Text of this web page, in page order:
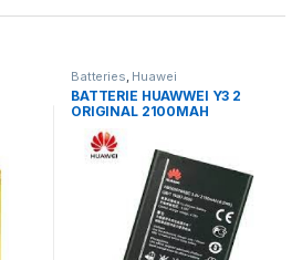
Batteries Huawei
BATTERIE HUAWWEI Y3 2
ORIGINAL 2100MAH